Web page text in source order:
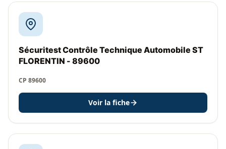
Sécuritest Contrôle Technique Automobile ST
FLORENTIN - 89600
CP 89600
Voir la fiche